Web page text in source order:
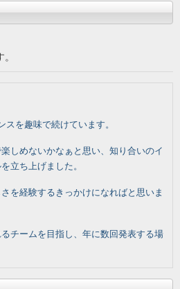
スを趣味で続けています。
しめないかなぁと思い、知り合いのイ
立ち上げました。
を経験するきっかけになればと思いま
チームを目指し、年に数回発表する場